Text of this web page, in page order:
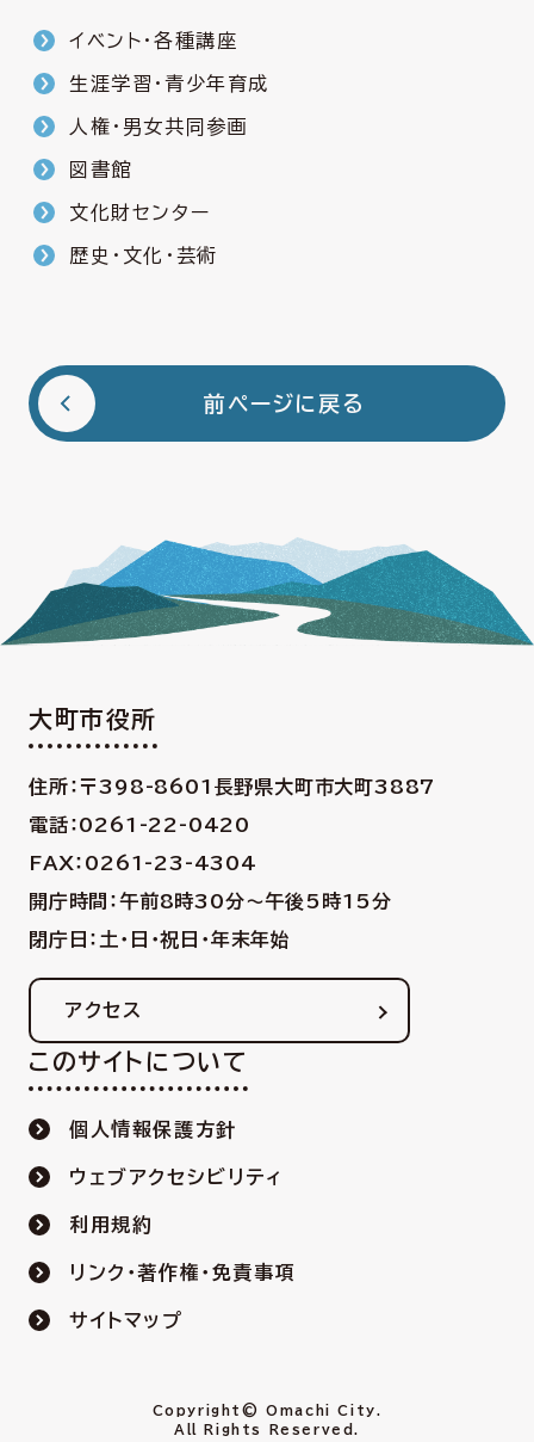
イベント・各種講座
生涯学習・青少年育成
人権・男女共同参画
図書館
文化財センター
歴史・文化・芸術
前ページに戻る
大町市役所
住所：〒398-8601 長野県大町市大町3887
電話：0261-22-0420
FAX：0261-23-4304
開庁時間：午前8時30分〜午後5時15分
閉庁日：土・日・祝日・年末年始
アクセス
このサイトについて
個人情報保護方針
ウェブアクセシビリティ
利用規約
リンク・著作権・免責事項
サイトマップ
Copyright© Omachi City.
All Rights Reserved.